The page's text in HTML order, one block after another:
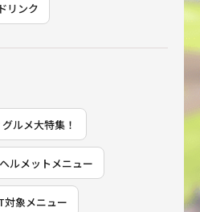
リンク
ルメ大特集！
ルメットメニュー
対象メニュー